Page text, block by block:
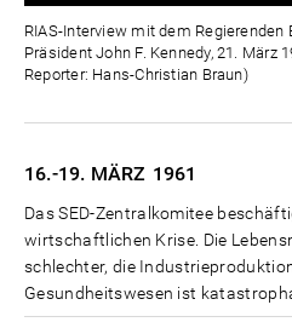
RIAS-Interview mit dem
Präsident John F. Kennedy, 21. März
Reporter: Hans-Christian Braun)
16.-19. MÄRZ 1961
Das SED-Zentralkomitee
wirtschaftlichen Krise. Die
schlechter, die
Gesundheitswesen ist